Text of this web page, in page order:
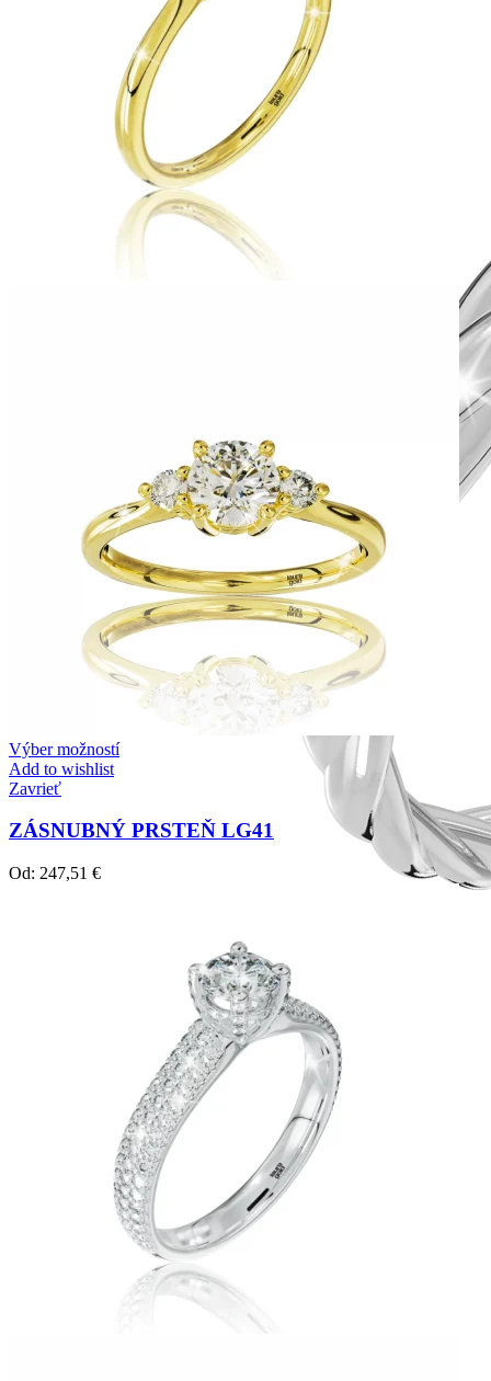
Twist Elegance
Zásnubné prstne z kolekcie Twist Elegance.
Výber možností
Add to wishlist
Zavrieť
ZÁSNUBNÝ PRSTEŇ LG41
Od: 247,51 €